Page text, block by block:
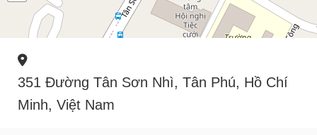
351 Đường Tân Sơn Nhì, Tân Phú, Hồ Chí
Minh, Việt Nam